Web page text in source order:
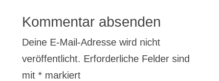
Kommentar absenden
Deine E-Mail-Adresse wird nicht
veröffentlicht. Erforderliche Felder sind
mit *markiert